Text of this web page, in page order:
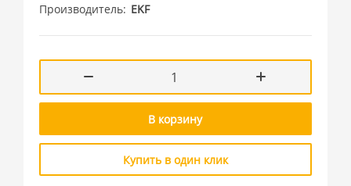
Производитель EKF
В корзину
Купить в один клик